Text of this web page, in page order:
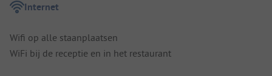
Internet
Wifi op alle staanplaatsen
WiFi bij de receptie en in het restaurant